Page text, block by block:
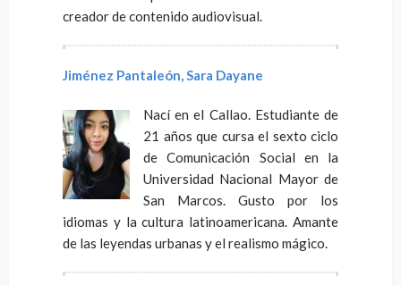
creador de contenido audiovisual.
Jiménez Pantaleón, Sara Dayane
Nací en el Callao. Estudiante de
21 años que cursa el sexto ciclo
de Comunicación Social en la
Universidad Nacional Mayor de
San Marcos. Gusto por los
idiomas y la cultura latinoamericana. Amante
de las leyendas urbanas y el realismo mágico.